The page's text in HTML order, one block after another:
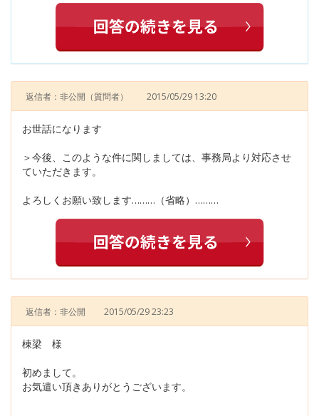
返信者：非公開 （質問者） 2015/05/29 13:20
お世話になります
＞今後、このような件に関しましては、事務局より対応させ
ていただきます。
よろしくお願い致します………（省略）………
返信者：非公開 2015/05/29 23:23
棟梁 様
初めまして。
お気遣い頂きありがとうございます。